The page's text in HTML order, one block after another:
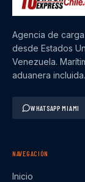
Agencia de
desde Estados
Venezuela.
aduanera incluida.
WHATSAPP MIAMI
NAVEGACIÓN
Inicio